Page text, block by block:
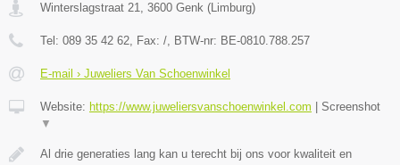
Winterslagstraat 21, 3600 Genk (Limburg)
Tel: 089 35 42 62, Fax: /, BTW-nr: BE-0810.788.257
E-mail › Juweliers Van Schoenwinkel
Website: https://www.juweliersvanschoenwinkel.com
Screenshot
▼
Al drie generaties lang kan u terecht bij ons voor kwaliteit en